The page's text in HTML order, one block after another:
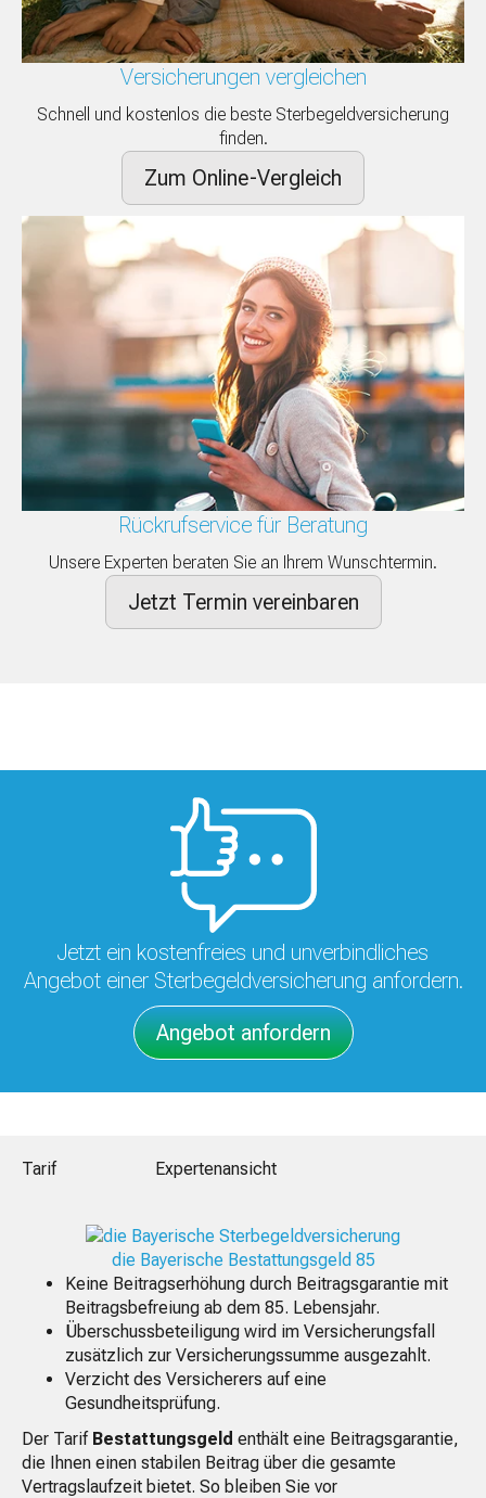
Versicherungen vergleichen
Schnell und kostenlos die beste Sterbegeldversicherung
finden.
Zum Online-Vergleich
Rückrufservice für Beratung
Unsere Experten beraten Sie an Ihrem Wunschtermin.
Jetzt Termin vereinbaren
Jetzt ein kostenfreies und unverbindliches
Angebot einer Sterbegeldversicherung anfordern.
Angebot anfordern
Tarif Expertenansicht
die Bayerische Bestattungsgeld 85
Keine Beitragserhöhung durch Beitragsgarantie mit
Beitragsbefreiung ab dem 85. Lebensjahr.
Überschussbeteiligung wird im Versicherungsfall
zusätzlich zur Versicherungssumme ausgezahlt.
Verzicht des Versicherers auf eine
Gesundheitsprüfung.
Der Tarif Bestattungsgeld enthält eine Beitragsgarantie,
die Ihnen einen stabilen Beitrag über die gesamte
Vertragslaufzeit bietet. So bleiben Sie vor